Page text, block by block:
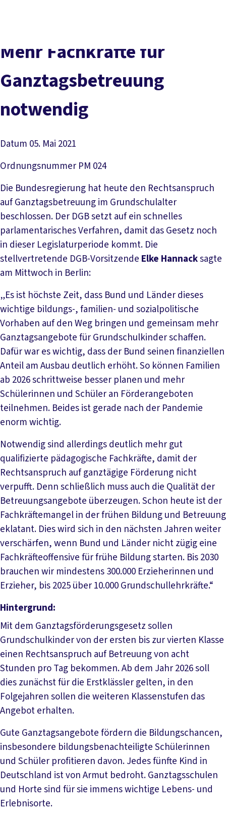
Service
Mitmachen
Mehr Fachkräfte für
Ganztagsbetreuung
notwendig
Datum 05. Mai 2021
Ordnungsnummer PM 024
Die Bundesregierung hat heute den Rechtsanspruch
auf Ganztagsbetreuung im Grundschulalter
beschlossen. Der DGB setzt auf ein schnelles
parlamentarisches Verfahren, damit das Gesetz noch
in dieser Legislaturperiode kommt. Die
stellvertretende DGB-Vorsitzende Elke Hannacksagte
am Mittwoch in Berlin:
„Es ist höchste Zeit, dass Bund und Länder dieses
wichtige bildungs-, familien- und sozialpolitische
Vorhaben auf den Weg bringen und gemeinsam mehr
Ganztagsangebote für Grundschulkinder schaffen.
Dafür war es wichtig, dass der Bund seinen finanziellen
Anteil am Ausbau deutlich erhöht. So können Familien
ab 2026 schrittweise besser planen und mehr
Schülerinnen und Schüler an Förderangeboten
teilnehmen. Beides ist gerade nach der Pandemie
enorm wichtig.
Notwendig sind allerdings deutlich mehr gut
qualifizierte pädagogische Fachkräfte, damit der
Rechtsanspruch auf ganztägige Förderung nicht
verpufft. Denn schließlich muss auch die Qualität der
Betreuungsangebote überzeugen. Schon heute ist der
Fachkräftemangel in der frühen Bildung und Betreuung
eklatant. Dies wird sich in den nächsten Jahren weiter
verschärfen, wenn Bund und Länder nicht zügig eine
Fachkräfteoffensive für frühe Bildung starten. Bis 2030
brauchen wir mindestens 300.000 Erzieherinnen und
Erzieher, bis 2025 über 10.000 Grundschullehrkräfte.“
Hintergrund:
Mit dem Ganztagsförderungsgesetz sollen
Grundschulkinder von der ersten bis zur vierten Klasse
einen Rechtsanspruch auf Betreuung von acht
Stunden pro Tag bekommen. Ab dem Jahr 2026 soll
dies zunächst für die Erstklässler gelten, in den
Folgejahren sollen die weiteren Klassenstufen das
Angebot erhalten.
Gute Ganztagsangebote fördern die Bildungschancen,
insbesondere bildungsbenachteiligte Schülerinnen
und Schüler profitieren davon. Jedes fünfte Kind in
Deutschland ist von Armut bedroht. Ganztagsschulen
und Horte sind für sie immens wichtige Lebens- und
Erlebnisorte.